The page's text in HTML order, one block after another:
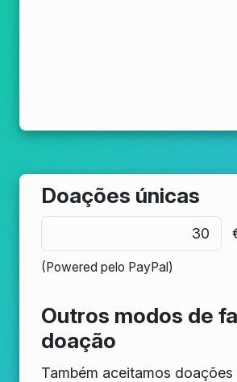
Doações únicas
(Powered pelo PayPal)
Outros modos de
doação
Também aceitamos doações